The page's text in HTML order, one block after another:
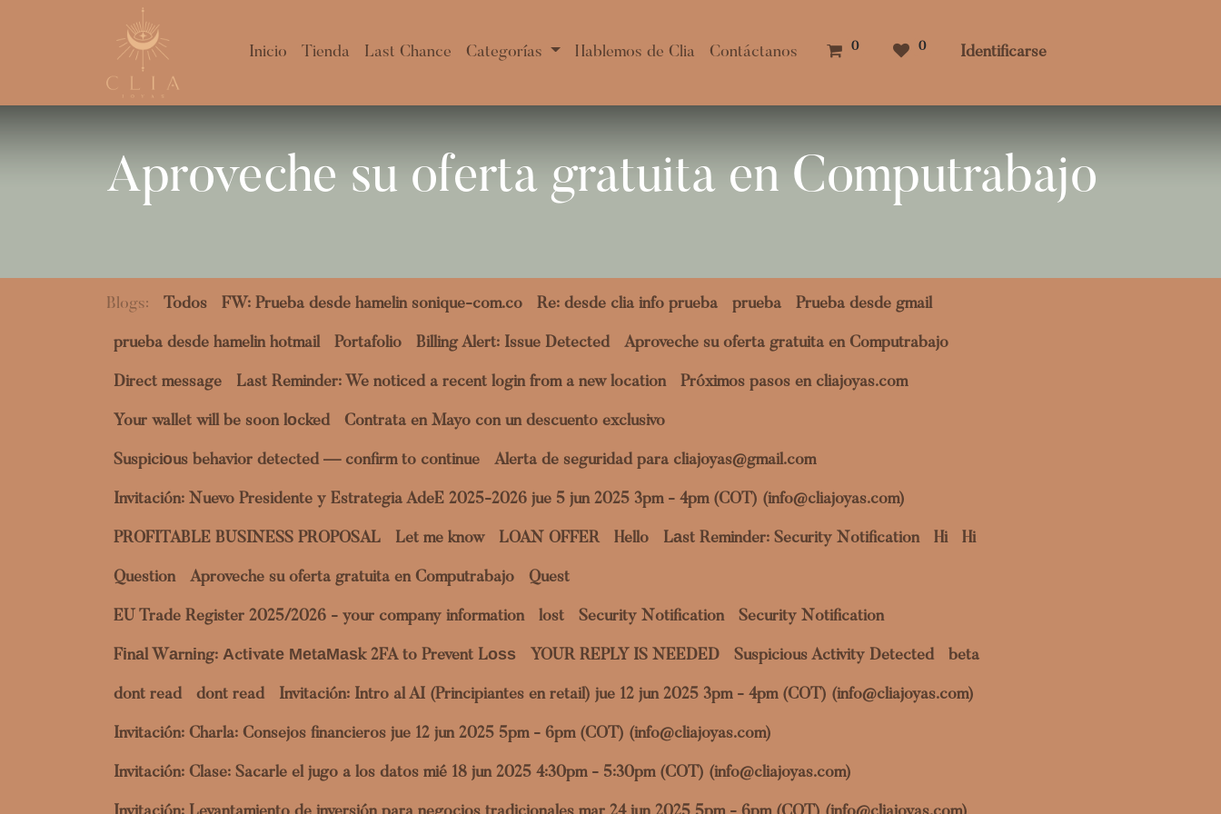
Inicio Tienda Last Chance Categorías Hablemos de Clia Contáctanos 0 0 Identificarse
Aproveche su oferta gratuita en Computrabajo
Blogs: Todos FW: Prueba desde hamelin sonique-com.co Re: desde clia info prueba prueba Prueba desde gmail
prueba desde hamelin hotmail Portafolio Billing Alert: Issue Detected Aproveche su oferta gratuita en Computrabajo
Direct message Last Reminder: We noticed a recent login from a new location Próximos pasos en cliajoyas.com
Your wallet will be soon lоcked Contrata en Mayo con un descuento exclusivo
Suspiciоus behavior detected — confirm to continue Alerta de seguridad para cliajoyas@gmail.com
Invitación: Nuevo Presidente y Estrategia AdeE 2025-2026 jue 5 jun 2025 3pm - 4pm (COT) (info@cliajoyas.com)
PROFITABLE BUSINESS PROPOSAL Let me know LOAN OFFER Hello Lаst Reminder: Security Notification Hi Hi
Question Aproveche su oferta gratuita en Computrabajo Quest
EU Trade Register 2025/2026 - your company information lost Security Notification Security Notification
Fіnаl Wаrnіng: Аctіvаtе МеtаМаѕk 2FA to Prevent Lоѕѕ YOUR REPLY IS NEEDED Suspicious Activity Detected beta
dont read dont read Invitación: Intro al AI (Principiantes en retail) jue 12 jun 2025 3pm - 4pm (COT) (info@cliajoyas.com)
Invitación: Charla: Consejos financieros jue 12 jun 2025 5pm - 6pm (COT) (info@cliajoyas.com)
Invitación: Clase: Sacarle el jugo a los datos mié 18 jun 2025 4:30pm - 5:30pm (COT) (info@cliajoyas.com)